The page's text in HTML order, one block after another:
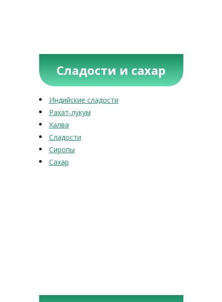
Сладости и сахар
Индийские сладости
Рахат-лукум
Халва
Сладости
Сиропы
Сахар